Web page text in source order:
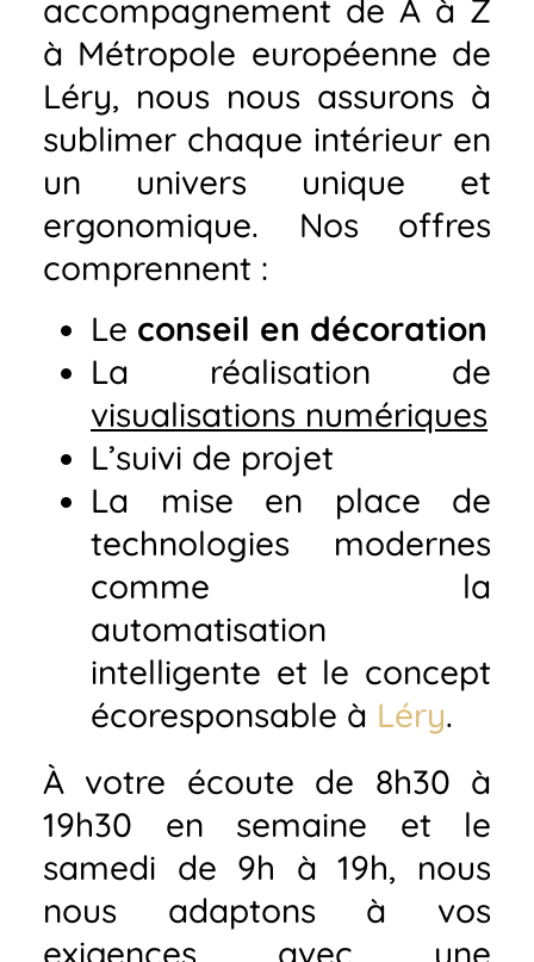
accompagnement de A à Z
à Métropole européenne de
Léry, nous nous assurons à
sublimer chaque intérieur en
un univers unique et
ergonomique. Nos offres
comprennent :
Le conseil en décoration
La réalisation de
visualisations numériques
L’suivi de projet
La mise en place de
technologies modernes
comme la
automatisation
intelligente et le concept
écoresponsable à Léry.
À votre écoute de 8h30 à
19h30 en semaine et le
samedi de 9h à 19h, nous
nous adaptons à vos
exigences avec une